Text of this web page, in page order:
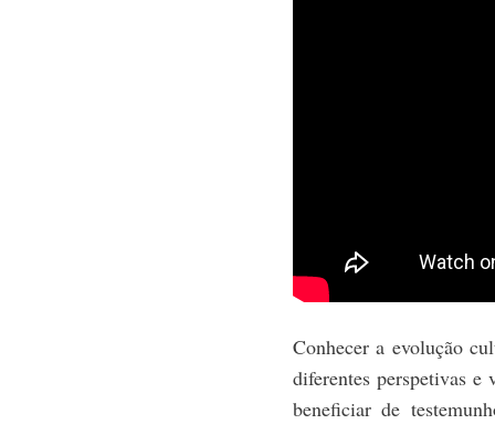
Conhecer a evolução
diferentes perspetivas e
beneficiar de